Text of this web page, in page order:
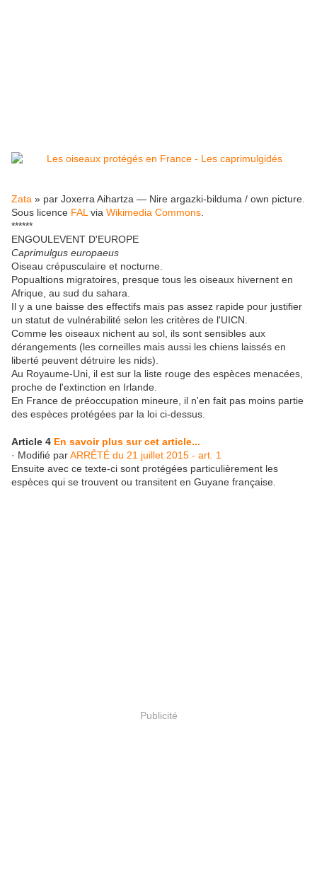
Zata » par Joxerra Aihartza — Nire argazki-bilduma / own picture.
Sous licence FAL via Wikimedia Commons
******
ENGOULEVENT D'EUROPE
Caprimulgus europaeus
Oiseau crépusculaire et nocturne.
Popualtions migratoires, presque tous les oiseaux hivernent en
Afrique, au sud du sahara.
Il y a une baisse des effectifs mais pas assez rapide pour justifier
un statut de vulnérabilité selon les critères de l'UICN.
Comme les oiseaux nichent au sol, ils sont sensibles aux
dérangements (les corneilles mais aussi les chiens laissés en
liberté peuvent détruire les nids).
Au Royaume-Uni, il est sur la liste rouge des espèces menacées,
proche de l'extinction en Irlande.
En France de préoccupation mineure, il n'en fait pas moins partie
des espèces protégées par la loi ci-dessus.
Article 4 En savoir plus sur cet article...
· Modifié parARRÊTÉ du 21 juillet 2015 - art. 1
Ensuite avec ce texte-ci sont protégées particulièrement les
espèces qui se trouvent ou transitent en Guyane française.
Publicité